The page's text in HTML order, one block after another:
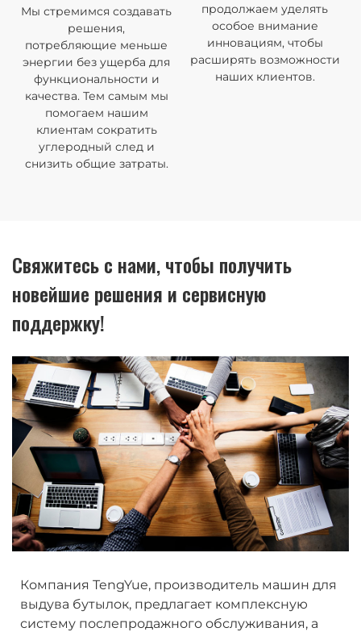
Мы стремимся создавать
решения,
потребляющие меньше
энергии без ущерба для
функциональности и
качества. Тем самым мы
помогаем нашим
клиентам сократить
углеродный след и
снизить общие затраты.
продолжаем уделять
особое внимание
инновациям, чтобы
расширять возможности
наших клиентов.
Свяжитесь с нами, чтобы получить
новейшие решения и сервисную
поддержку!
Компания TengYue, производитель машин для
выдува бутылок, предлагает комплексную
систему послепродажного обслуживания, а